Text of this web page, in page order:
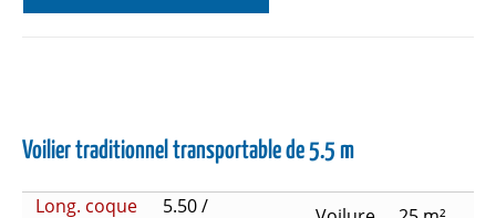
Voilier traditionnel transportable de 5.5 m
Long. coque
5.50 /